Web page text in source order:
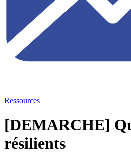
Ressources
[DEMARCHE]
résilients